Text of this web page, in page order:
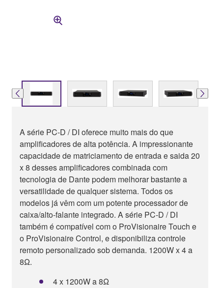
A série PC-D / DI oferece muito mais do que
amplificadores de alta potência. A impressionante
capacidade de matriciamento de entrada e saida 20
x 8 desses amplificadores combinada com
tecnologia de Dante podem melhorar bastante a
versatilidade de qualquer sistema. Todos os
modelos já vêm com um potente processador de
caixa/alto-falante integrado. A série PC-D / DI
também é compatível com o ProVisionaire Touch e
o ProVisionaire Control, e disponibiliza controle
remoto personalizado sob demanda. 1200W x 4 a
8Ω.
4 x 1200W a 8Ω